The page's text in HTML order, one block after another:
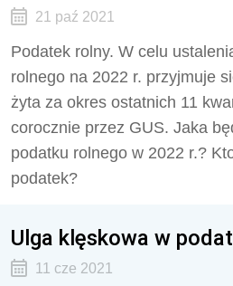
21 paź 2021
Podatek rolny. W celu
rolnego na 2022 r. przyjmuje
żyta za okres ostatnich 11
corocznie przez GUS. Jaka
podatku rolnego w 2022 r.?
podatek?
Ulga klęskowa w
11 cze 2021